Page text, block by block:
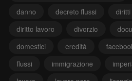
danno
decreto flussi
diritto lavoro
divorzio
domestici
eredità
flussi
immigrazione